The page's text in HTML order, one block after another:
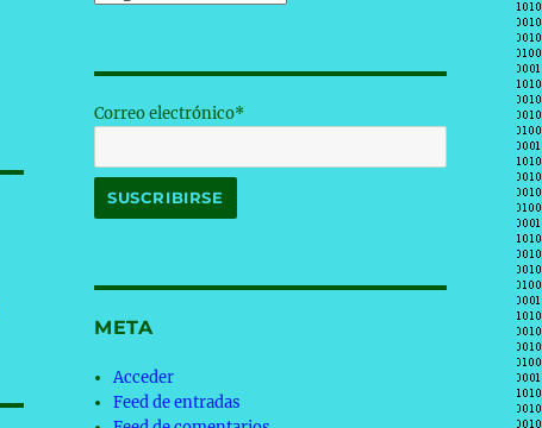
Correo electrónico*
META
Acceder
Feed de entradas